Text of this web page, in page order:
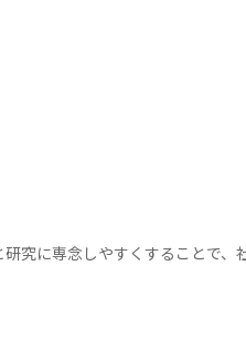
究に専念しやすくすることで、